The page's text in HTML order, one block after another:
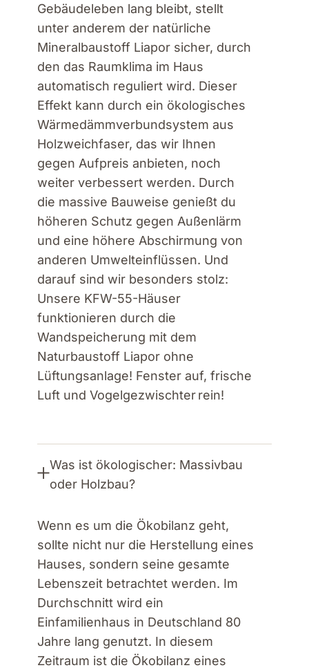
Gebäudeleben lang bleibt, stellt
unter anderem der natürliche
Mineralbaustoff Liapor sicher, durch
den das Raumklima im Haus
automatisch reguliert wird. Dieser
Effekt kann durch ein ökologisches
Wärmedämmverbundsystem aus
Holzweichfaser, das wir Ihnen
gegen Aufpreis anbieten, noch
weiter verbessert werden. Durch
die massive Bauweise genießt du
höheren Schutz gegen Außenlärm
und eine höhere Abschirmung von
anderen Umwelteinflüssen. Und
darauf sind wir besonders stolz:
Unsere KFW-55-Häuser
funktionieren durch die
Wandspeicherung mit dem
Naturbaustoff Liapor ohne
Lüftungsanlage! Fenster auf, frische
Luft und Vogelgezwischter rein!
Was ist ökologischer: Massivbau
oder Holzbau?
Wenn es um die Ökobilanz geht,
sollte nicht nur die Herstellung eines
Hauses, sondern seine gesamte
Lebenszeit betrachtet werden. Im
Durchschnitt wird ein
Einfamilienhaus in Deutschland 80
Jahre lang genutzt. In diesem
Zeitraum ist die Ökobilanz eines